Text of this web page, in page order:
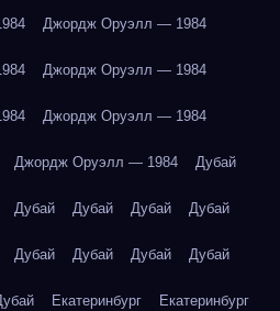
Джордж Оруэлл — 1984
Джордж Оруэлл — 1984
Джордж Оруэлл — 1984
Джордж Оруэлл — 1984 Дубай
Дубай Дубай Дубай Дубай
Дубай Дубай Дубай Дубай
Екатеринбург Екатеринбург